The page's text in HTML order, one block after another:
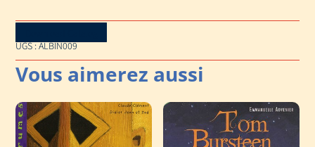
UGS :ALBIN009